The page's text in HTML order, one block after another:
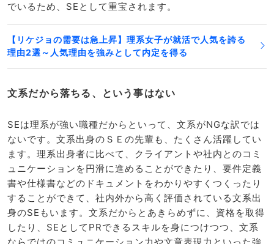
でいるため、SEとして重宝されます。
【リケジョの需要は急上昇】理系女子が就活で人気を誇る
理由2選～人気理由を強みとして内定を得る
文系だから落ちる、という事はない
SEは理系が強い職種だからといって、文系がNGな訳では
ないです。文系出身のＳＥの先輩も、たくさん活躍してい
ます。理系出身者に比べて、クライアントや社内とのコミ
ュニケーションを円滑に進めることができたり、要件定義
書や仕様書などのドキュメントをわかりやすくつくったり
することができて、社内外から高く評価されている文系出
身のSEもいます。文系だからとあきらめずに、資格を取得
したり、SEとしてPRできるスキルを身につけつつ、文系
ならではのコミュニケーション力や文章表現力といった強